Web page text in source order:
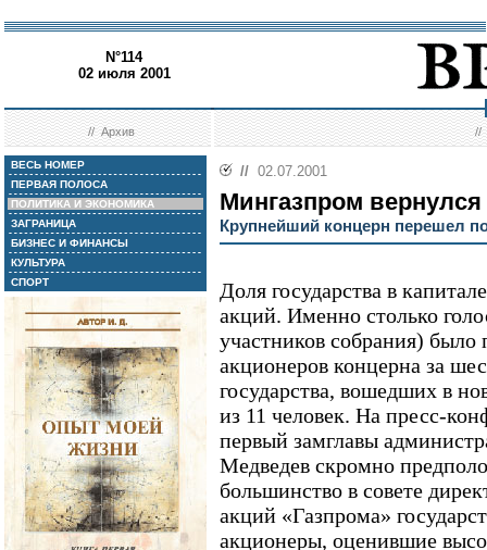
N°114
02 июля 2001
//Архив //
ВЕСЬ НОМЕР
ПЕРВАЯ ПОЛОСА
ПОЛИТИКА И ЭКОНОМИКА
ЗАГРАНИЦА
БИЗНЕС И ФИНАНСЫ
КУЛЬТУРА
СПОРТ
// 02.07.2001
Мингазпром вернулся
Крупнейший концерн перешел
Доля государства в
акций. Именно столько
участников собрания) было
акционеров концерна за
государства, вошедших в
из 11 человек. На пресс-
первый замглавы
Медведев скромно
большинство в совете
акций «Газпрома»
акционеры, оценившие